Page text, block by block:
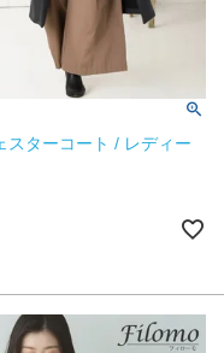
スターコート / レディー